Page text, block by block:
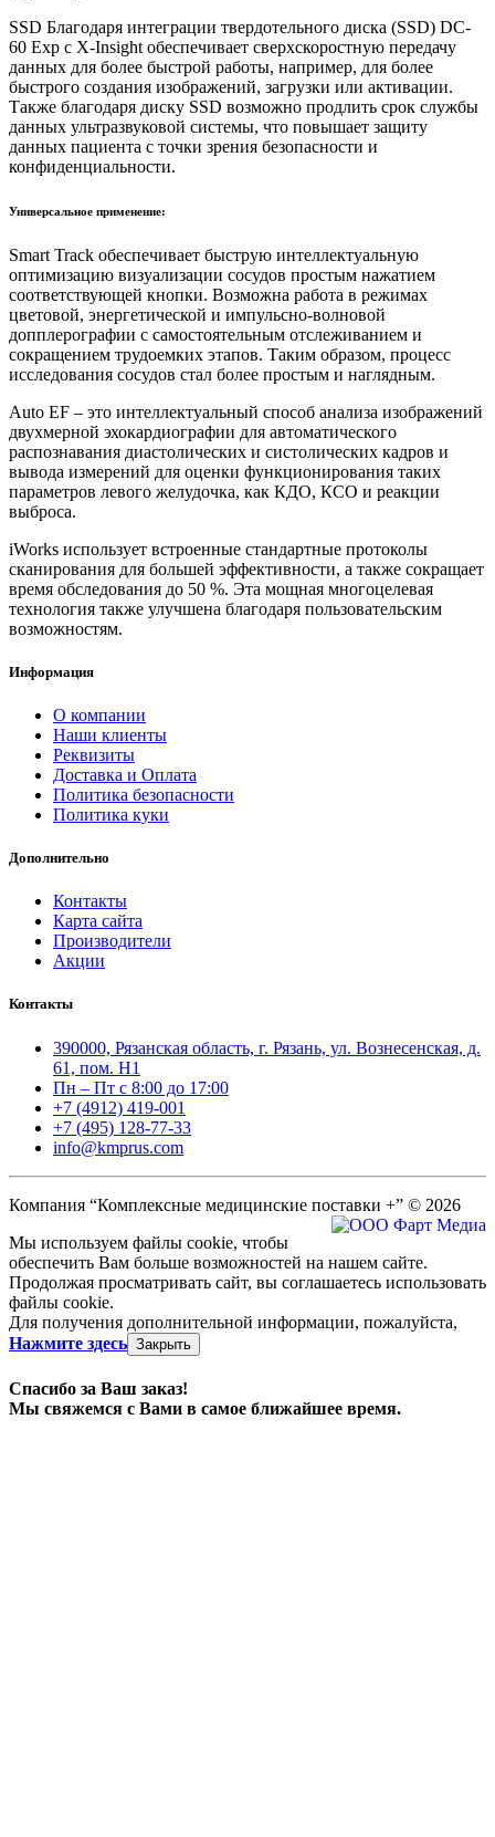
SSD Благодаря интеграции твердотельного диска (SSD) DC-
60 Exp с X-Insight обеспечивает сверхскоростную передачу
данных для более быстрой работы, например, для более
быстрого создания изображений, загрузки или активации.
Также благодаря диску SSD возможно продлить срок службы
данных ультразвуковой системы, что повышает защиту
данных пациента с точки зрения безопасности и
конфиденциальности.
Универсальное применение:
Smart Track обеспечивает быструю интеллектуальную
оптимизацию визуализации сосудов простым нажатием
соответствующей кнопки. Возможна работа в режимах
цветовой, энергетической и импульсно-волновой
допплерографии с самостоятельным отслеживанием и
сокращением трудоемких этапов. Таким образом, процесс
исследования сосудов стал более простым и наглядным.
Auto EF – это интеллектуальный способ анализа изображений
двухмерной эхокардиографии для автоматического
распознавания диастолических и систолических кадров и
вывода измерений для оценки функционирования таких
параметров левого желудочка, как КДО, КСО и реакции
выброса.
iWorks использует встроенные стандартные протоколы
сканирования для большей эффективности, а также сокращает
время обследования до 50 %. Эта мощная многоцелевая
технология также улучшена благодаря пользовательским
возможностям.
Информация
О компании
Наши клиенты
Реквизиты
Доставка и Оплата
Политика безопасности
Политика куки
Дополнительно
Контакты
Карта сайта
Производители
Акции
Контакты
390000, Рязанская область, г. Рязань, ул. Вознесенская, д.
61, пом. Н1
Пн – Пт с 8:00 до 17:00
+7 (4912) 419-001
+7 (495) 128-77-33
info@kmprus.com
Компания “Комплексные медицинские поставки +” © 2026
Мы используем файлы cookie, чтобы
обеспечить Вам больше возможностей на нашем сайте.
Продолжая просматривать сайт, вы соглашаетесь использовать
файлы cookie.
Для получения дополнительной информации, пожалуйста,
Нажмите здесь Закрыть
Спасибо за Ваш заказ!
Мы свяжемся с Вами в самое ближайшее время.